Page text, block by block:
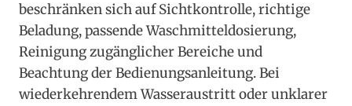
beschränken sich auf Sichtkontrolle, richtige
Beladung, passende Waschmitteldosierung,
Reinigung zugänglicher Bereiche und
Beachtung der Bedienungsanleitung. Bei
wiederkehrendem Wasseraustritt oder unklarer